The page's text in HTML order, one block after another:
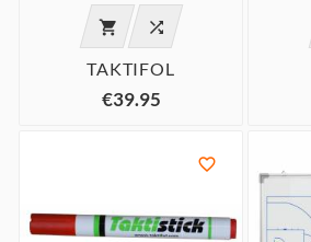
 
TAKTIFOL
€39.95
